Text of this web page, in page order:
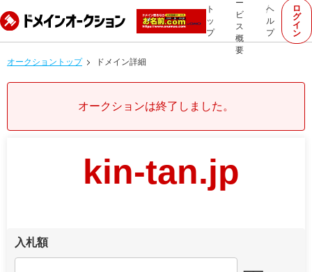
ト
ッ
プ
ー
ビ
ス
概
要
ヘ
ル
プ
ロ
グ
イ
ン
オークショントップ ドメイン詳細
オークションは終了しました。
kin-tan.jp
入札額